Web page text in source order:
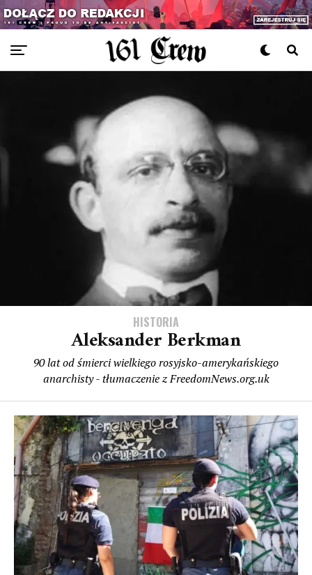
HISTORIA
Aleksander Berkman
90 lat od śmierci wielkiego rosyjsko-amerykańskiego
anarchisty - tłumaczenie z FreedomNews.org.uk